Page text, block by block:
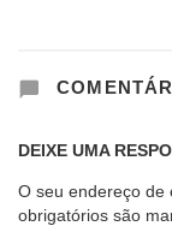
DEIXE UMA
O seu endereço de
obrigatórios são